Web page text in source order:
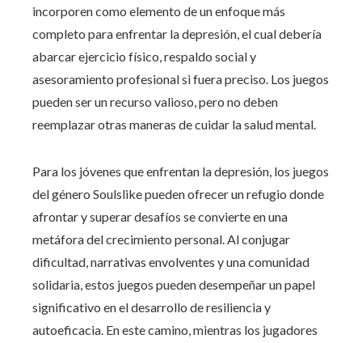
incorporen como elemento de un enfoque más
completo para enfrentar la depresión, el cual debería
abarcar ejercicio físico, respaldo social y
asesoramiento profesional si fuera preciso. Los juegos
pueden ser un recurso valioso, pero no deben
reemplazar otras maneras de cuidar la salud mental.
Para los jóvenes que enfrentan la depresión, los juegos
del género Soulslike pueden ofrecer un refugio donde
afrontar y superar desafíos se convierte en una
metáfora del crecimiento personal. Al conjugar
dificultad, narrativas envolventes y una comunidad
solidaria, estos juegos pueden desempeñar un papel
significativo en el desarrollo de resiliencia y
autoeficacia. En este camino, mientras los jugadores